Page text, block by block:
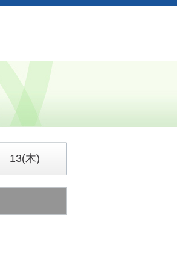
13(木)